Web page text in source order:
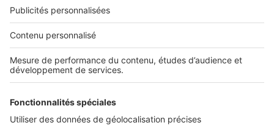
NOS APPLICATIONS
Découvrez nos applications
Tous nos services pro
Accès client